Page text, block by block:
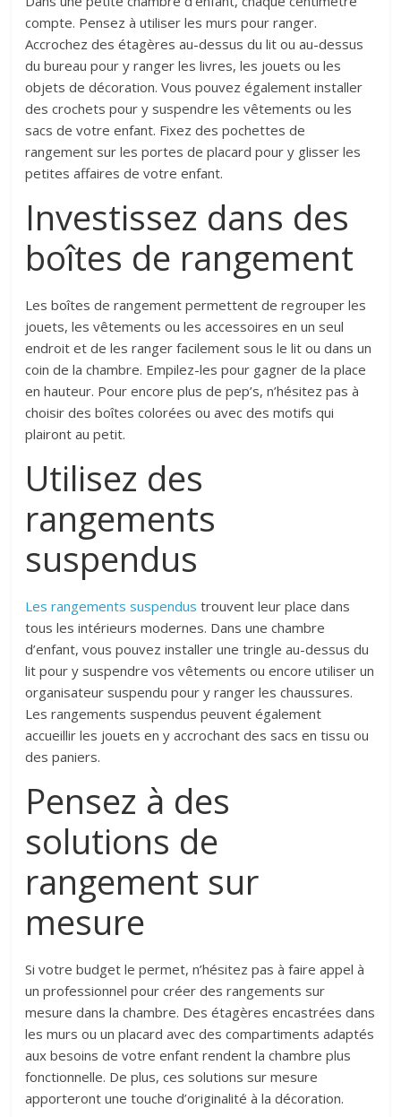
compte. Pensez à utiliser les murs pour ranger.
Accrochez des étagères au-dessus du lit ou au-dessus
du bureau pour y ranger les livres, les jouets ou les
objets de décoration. Vous pouvez également installer
des crochets pour y suspendre les vêtements ou les
sacs de votre enfant. Fixez des pochettes de
rangement sur les portes de placard pour y glisser les
petites affaires de votre enfant.
Investissez dans des
boîtes de rangement
Les boîtes de rangement permettent de regrouper les
jouets, les vêtements ou les accessoires en un seul
endroit et de les ranger facilement sous le lit ou dans un
coin de la chambre. Empilez-les pour gagner de la place
en hauteur. Pour encore plus de pep’s, n’hésitez pas à
choisir des boîtes colorées ou avec des motifs qui
plairont au petit.
Utilisez des
rangements
suspendus
Les rangements suspendus trouvent leur place dans
tous les intérieurs modernes. Dans une chambre
d’enfant, vous pouvez installer une tringle au-dessus du
lit pour y suspendre vos vêtements ou encore utiliser un
organisateur suspendu pour y ranger les chaussures.
Les rangements suspendus peuvent également
accueillir les jouets en y accrochant des sacs en tissu ou
des paniers.
Pensez à des
solutions de
rangement sur
mesure
Si votre budget le permet, n’hésitez pas à faire appel à
un professionnel pour créer des rangements sur
mesure dans la chambre. Des étagères encastrées dans
les murs ou un placard avec des compartiments adaptés
aux besoins de votre enfant rendent la chambre plus
fonctionnelle. De plus, ces solutions sur mesure
apporteront une touche d’originalité à la décoration.